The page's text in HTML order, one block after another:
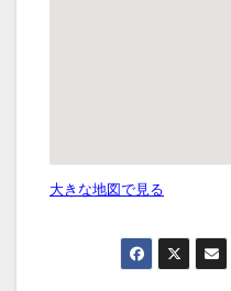
大きな地図で見る